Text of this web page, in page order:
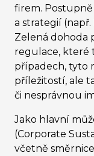
firem.
a strategií
Zelená dohoda
regulace, které
případech, tyto
příležitostí, ale
či nesprávnou
Jako hlavní
(Corporate
včetně